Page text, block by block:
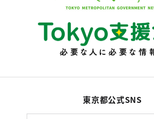
東京都公式SNS